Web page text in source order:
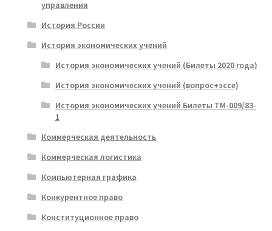
управления
История России
История экономических учений
История экономических учений (Билеты 2020 года)
История экономических учений (вопрос+эссе)
История экономических учений Билеты ТМ-009/83-
1
Коммерческая деятельность
Коммерческая логистика
Компьютерная графика
Конкурентное право
Конституционное право